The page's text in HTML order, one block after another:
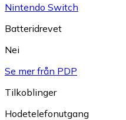
Nintendo Switch
Batteridrevet
Nei
Se mer från PDP
Tilkoblinger
Hodetelefonutgang